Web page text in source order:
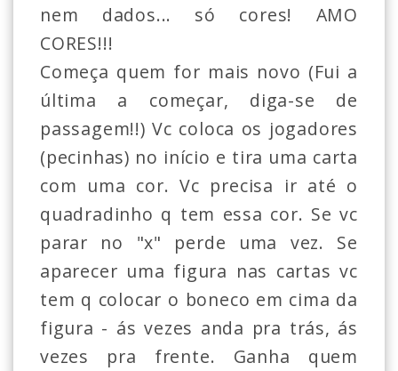
nem dados... só cores! AMO
CORES!!!
Começa quem for mais novo (Fui a
última a começar, diga-se de
passagem!!) Vc coloca os jogadores
(pecinhas) no início e tira uma carta
com uma cor. Vc precisa ir até o
quadradinho q tem essa cor. Se vc
parar no "x" perde uma vez. Se
aparecer uma figura nas cartas vc
tem q colocar o boneco em cima da
figura - ás vezes anda pra trás, ás
vezes pra frente. Ganha quem